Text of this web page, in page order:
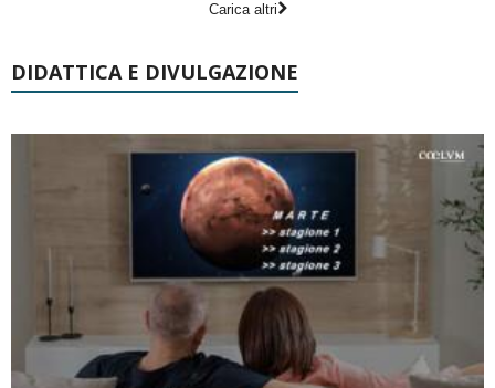
Carica altri
DIDATTICA E DIVULGAZIONE